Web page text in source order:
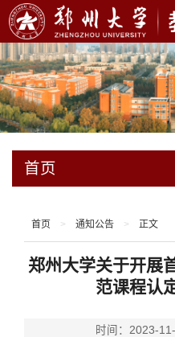
首页
首页 > 通知公告 > 正文
郑州大学关于开展
范课程认
时间：2023-